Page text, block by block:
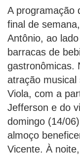
A programação
final de
Antônio, ao
barracas de
gastronômicas.
atração
Viola, com a
Jefferson e do
domingo (14/
almoço
Vicente. À